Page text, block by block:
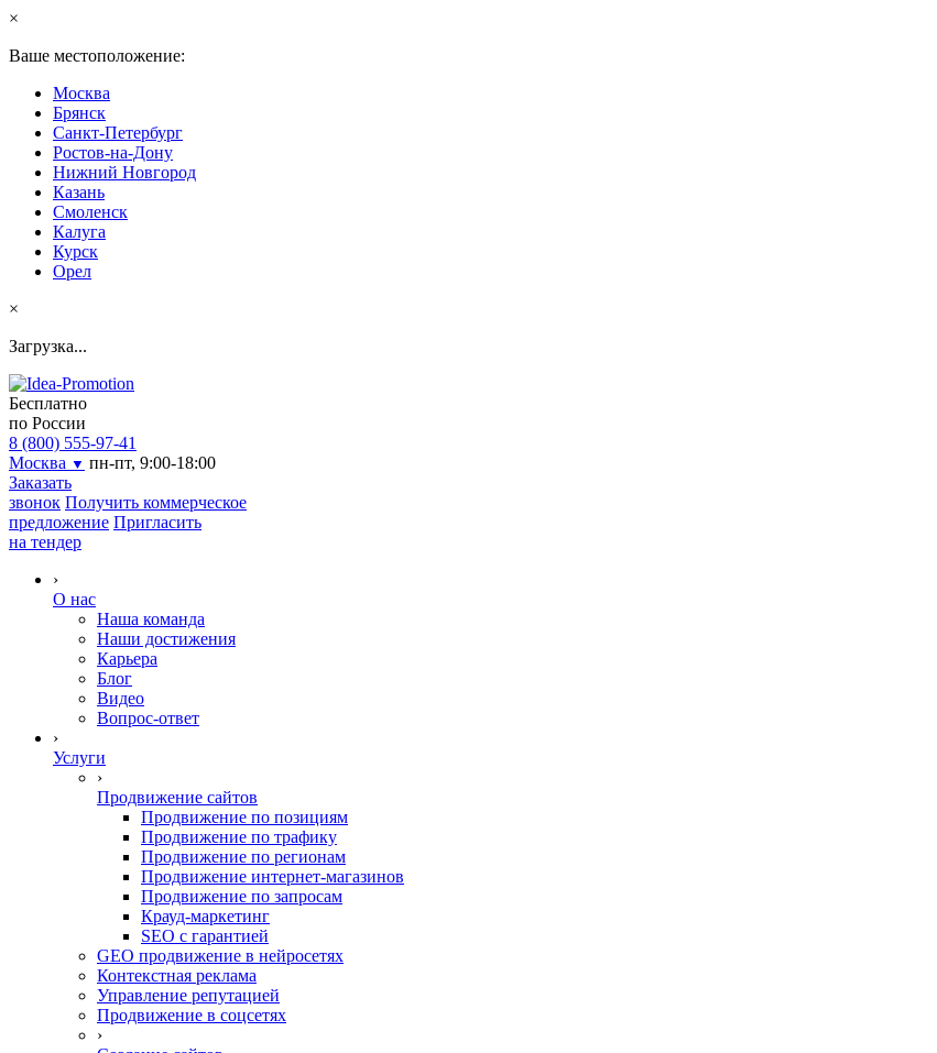
×
Ваше местоположение:
Москва
Брянск
Санкт-Петербург
Ростов-на-Дону
Нижний Новгород
Казань
Смоленск
Калуга
Курск
Орел
×
Загрузка...
Бесплатно
по России
8 (800) 555-97-41
Москва ▼ пн-пт, 9:00-18:00
Заказать
звонок Получить коммерческое
предложение Пригласить
на тендер
›
О нас
Наша команда
Наши достижения
Карьера
Блог
Видео
Вопрос-ответ
›
Услуги
›
Продвижение сайтов
Продвижение по позициям
Продвижение по трафику
Продвижение по регионам
Продвижение интернет-магазинов
Продвижение по запросам
Крауд-маркетинг
SEO с гарантией
GEO продвижение в нейросетях
Контекстная реклама
Управление репутацией
Продвижение в соцсетях
›